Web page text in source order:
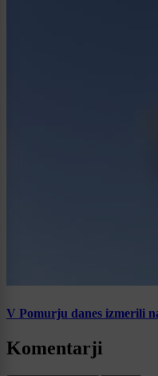
V Pomurju danes izmerili
Komentarji